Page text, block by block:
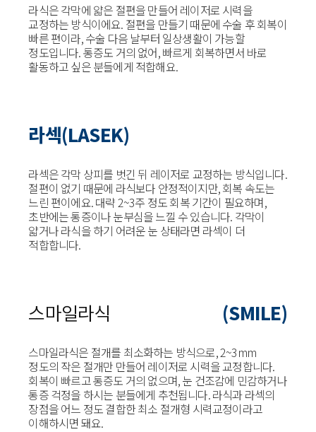
라식은 각막에 얇은 절편을 만들어 레이저로 시력을
교정하는 방식이에요. 절편을 만들기 때문에 수술 후 회복이
빠른 편이라, 수술 다음 날부터 일상생활이 가능할
정도입니다. 통증도 거의 없어, 빠르게 회복하면서 바로
활동하고 싶은 분들에게 적합해요.
라섹(LASEK)
라섹은 각막 상피를 벗긴 뒤 레이저로 교정하는 방식입니다.
절편이 없기 때문에 라식보다 안정적이지만, 회복 속도는
느린 편이에요. 대략 2~3주 정도 회복 기간이 필요하며,
초반에는 통증이나 눈부심을 느낄 수 있습니다. 각막이
얇거나 라식을 하기 어려운 눈 상태라면 라섹이 더
적합합니다.
스마일라식 (SMILE)
스마일라식은 절개를 최소화하는 방식으로, 2~3mm
정도의 작은 절개만 만들어 레이저로 시력을 교정합니다.
회복이 빠르고 통증도 거의 없으며, 눈 건조감에 민감하거나
통증 걱정을 하시는 분들에게 추천됩니다. 라식과 라섹의
장점을 어느 정도 결합한 최소 절개형 시력교정이라고
이해하시면 돼요.